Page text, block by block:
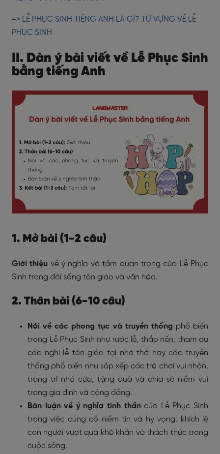
=> LỄ PHỤC SINH TIẾNG ANH LÀ GÌ? TỪ VỰNG VỀ LỄ
PHỤC SINH
II. Dàn ý bài viết về Lễ Phục Sinh
bằng tiếng Anh
1. Mở bài (1-2 câu)
Giới thiệu về ý nghĩa và tầm quan trọng của Lễ Phục
Sinh trong đời sống tôn giáo và văn hóa.
2. Thân bài (6-10 câu)
Nói về các phong tục và truyền thống phổ biến
trong Lễ Phục Sinh như rước lễ, thắp nến, tham dự
các nghi lễ tôn giáo tại nhà thờ hay các truyền
thống phổ biến như sắp xếp các trò chơi vui nhộn,
trang trí nhà cửa, tặng quà và chia sẻ niềm vui
trong gia đình và cộng đồng.
Bàn luận về ý nghĩa tinh thầncủa Lễ Phục Sinh
trong việc củng cố niềm tin và hy vọng, khích lệ
con người vượt qua khó khăn và thách thức trong
cuộc sống.